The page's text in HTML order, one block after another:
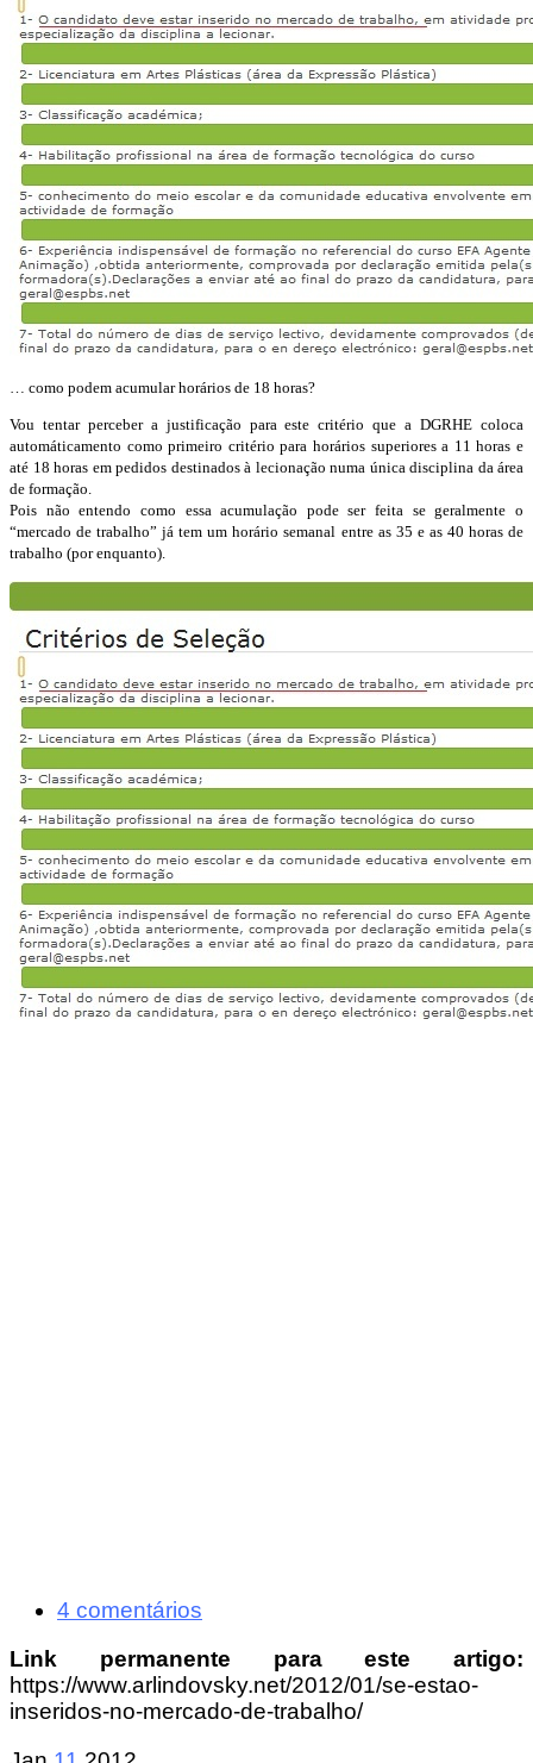
… como podem acumular horários de 18 horas?
Vou tentar perceber a justificação para este critério que a DGRHE coloca
automáticamento como primeiro critério para horários superiores a 11 horas e
até 18 horas em pedidos destinados à lecionação numa única disciplina da área
de formação.
Pois não entendo como essa acumulação pode ser feita se geralmente o
“mercado de trabalho” já tem um horário semanal entre as 35 e as 40 horas de
trabalho (por enquanto).
4 comentários
Link permanente para este artigo:
https://www.arlindovsky.net/2012/01/se-estao-
inseridos-no-mercado-de-trabalho/